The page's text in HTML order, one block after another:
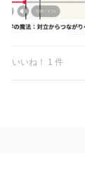
いいね！ 1 件